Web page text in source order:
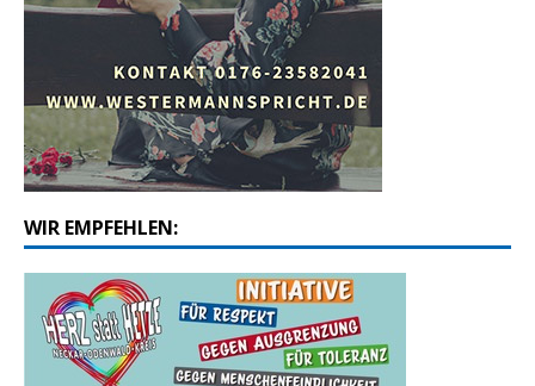
WIR EMPFEHLEN: